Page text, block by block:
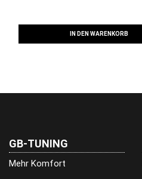
IN DEN WARENKORB
GB-TUNING
Mehr Komfort